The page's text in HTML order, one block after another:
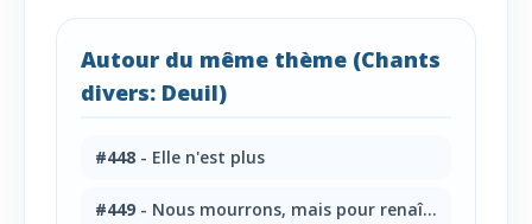
Autour du même thème (Chants
divers: Deuil)
#448 - Elle n'est plus
#449 - Nous mourrons, mais pour renaître